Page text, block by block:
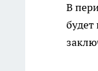
В
будет